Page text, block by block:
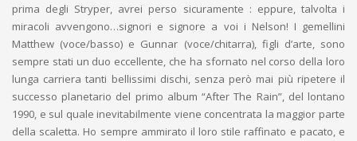
prima degli Stryper, avrei perso sicuramente : eppure, talvolta i
miracoli avvengono…signori e signore a voi i Nelson! I gemellini
Matthew (voce/basso) e Gunnar (voce/chitarra), figli d’arte, sono
sempre stati un duo eccellente, che ha sfornato nel corso della loro
lunga carriera tanti bellissimi dischi, senza però mai più ripetere il
successo planetario del primo album “After The Rain”, del lontano
1990, e sul quale inevitabilmente viene concentrata la maggior parte
della scaletta. Ho sempre ammirato il loro stile raffinato e pacato, e